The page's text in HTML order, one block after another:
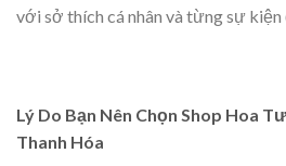
với sở thích cá nhân và từng sự kiện
Lý Do Bạn Nên Chọn Shop Hoa
Thanh Hóa